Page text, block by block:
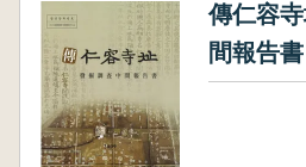
傳仁容
間報告書